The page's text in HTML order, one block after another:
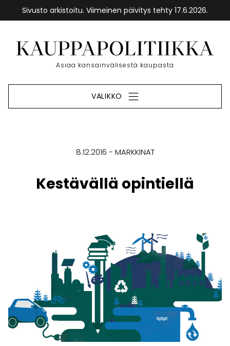
Sivusto arkistoitu. Viimeinen päivitys tehty 17.6.2026.
sisältöön
Etusivu
Asiaa kansainvälisestä kaupasta
VALIKKO
8.12.2016 MARKKINAT
Kestävällä opintiellä